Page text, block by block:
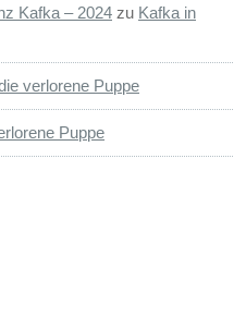
Kafka – 2024 zu Kafka in
verlorene Puppe
Puppe